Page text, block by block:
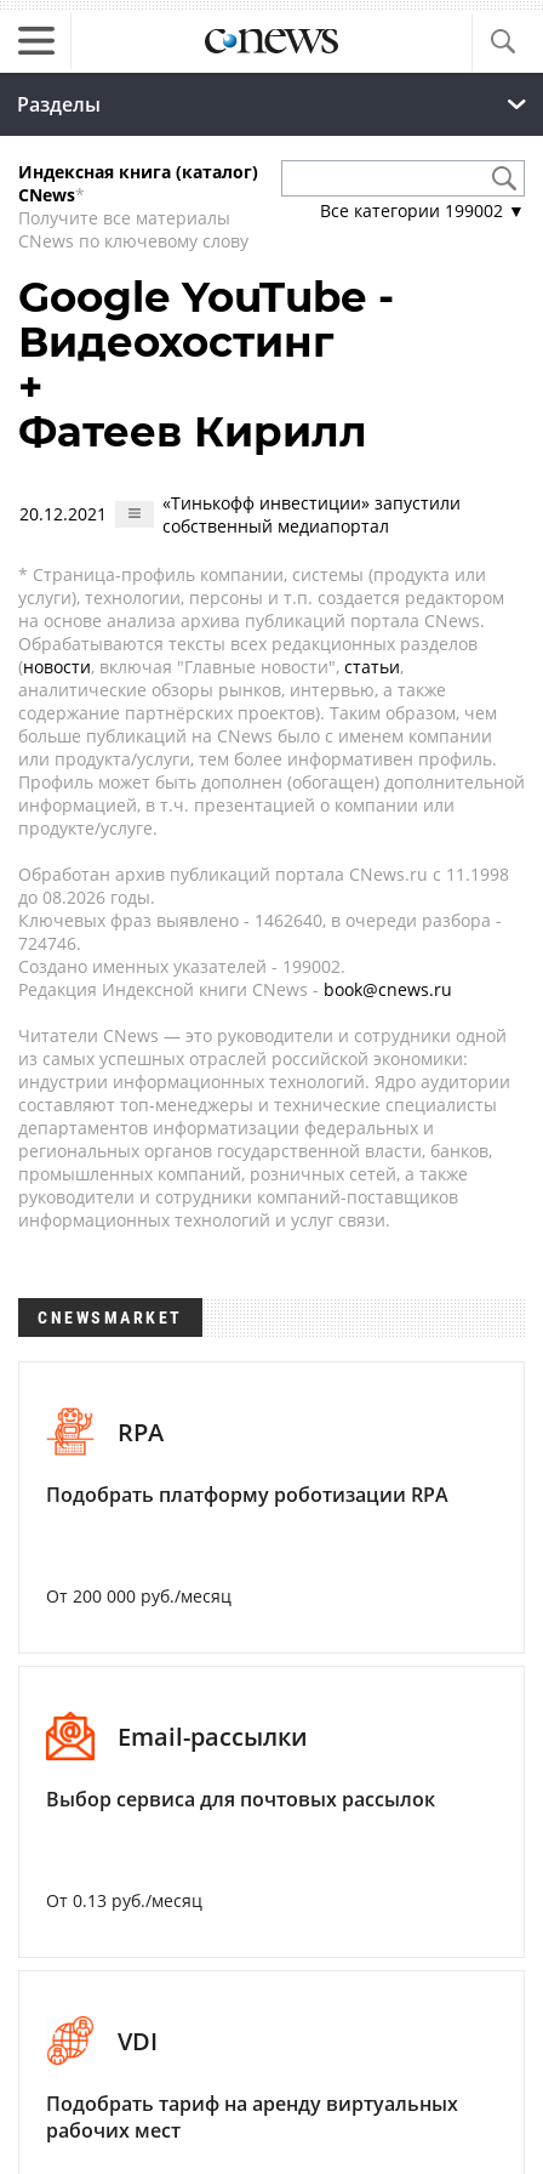
Разделы
Индексная книга (каталог)
CNews*
Получите все материалы
CNews по ключевому слову
Все категории 199002 ▼
Google YouTube -
Видеохостинг
+
Фатеев Кирилл
20.12.2021
«Тинькофф инвестиции» запустили
собственный медиапортал
* Страница-профиль компании, системы (продукта или
услуги), технологии, персоны и т.п. создается редактором
на основе анализа архива публикаций портала CNews.
Обрабатываются тексты всех редакционных разделов
(новости, включая "Главные новости", статьи,
аналитические обзоры рынков, интервью, а также
содержание партнёрских проектов). Таким образом, чем
больше публикаций на CNews было с именем компании
или продукта/услуги, тем более информативен профиль.
Профиль может быть дополнен (обогащен) дополнительной
информацией, в т.ч. презентацией о компании или
продукте/услуге.
Обработан архив публикаций портала CNews.ru c 11.1998
до 08.2026 годы.
Ключевых фраз выявлено - 1462640, в очереди разбора -
724746.
Создано именных указателей - 199002.
Редакция Индексной книги CNews - book@cnews.ru
Читатели CNews — это руководители и сотрудники одной
из самых успешных отраслей российской экономики:
индустрии информационных технологий. Ядро аудитории
составляют топ-менеджеры и технические специалисты
департаментов информатизации федеральных и
региональных органов государственной власти, банков,
промышленных компаний, розничных сетей, а также
руководители и сотрудники компаний-поставщиков
информационных технологий и услуг связи.
CNEWSMARKET
RPA
Подобрать платформу роботизации RPA
От 200 000 руб./месяц
Email-рассылки
Выбор сервиса для почтовых рассылок
От 0.13 руб./месяц
VDI
Подобрать тариф на аренду виртуальных
рабочих мест